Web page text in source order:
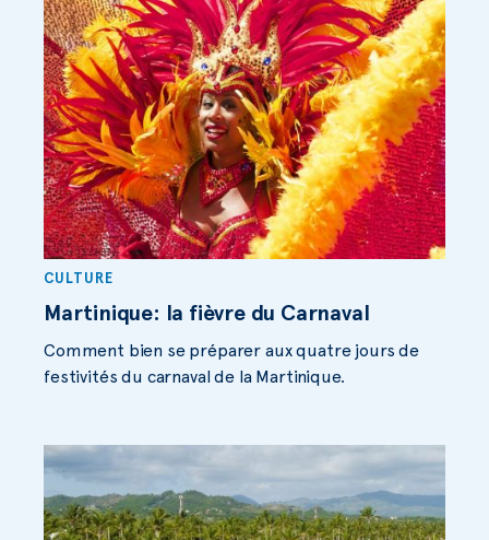
CULTURE
Martinique: la fièvre du Carnaval
Comment bien se préparer aux quatre jours de
festivités du carnaval de la Martinique.